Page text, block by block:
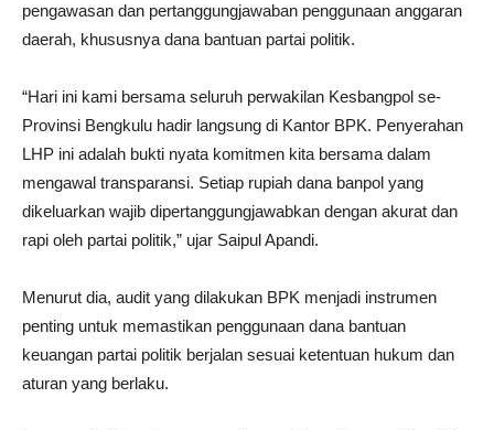
pengawasan dan pertanggungjawaban penggunaan anggaran
daerah, khususnya dana bantuan partai politik.
“Hari ini kami bersama seluruh perwakilan Kesbangpol se-
Provinsi Bengkulu hadir langsung di Kantor BPK. Penyerahan
LHP ini adalah bukti nyata komitmen kita bersama dalam
mengawal transparansi. Setiap rupiah dana banpol yang
dikeluarkan wajib dipertanggungjawabkan dengan akurat dan
rapi oleh partai politik,” ujar Saipul Apandi.
Menurut dia, audit yang dilakukan BPK menjadi instrumen
penting untuk memastikan penggunaan dana bantuan
keuangan partai politik berjalan sesuai ketentuan hukum dan
aturan yang berlaku.